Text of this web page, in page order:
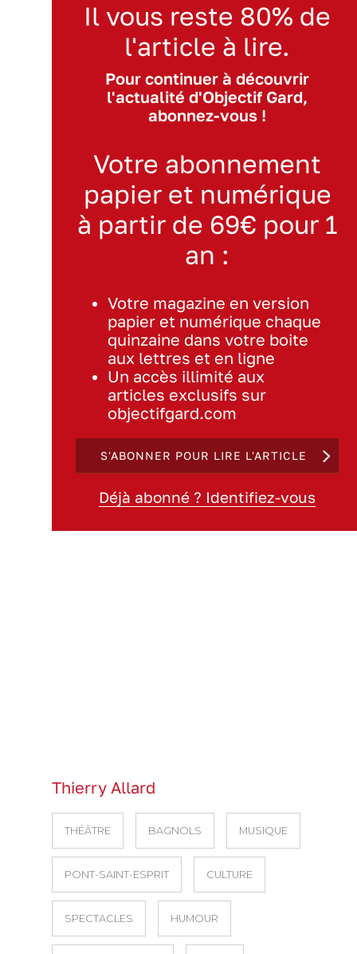
Il vous reste 80% de
l'article à lire.
Pour continuer à découvrir
l'actualité d'Objectif Gard,
abonnez-vous !
Votre abonnement
papier et numérique
à partir de 69€ pour 1
an :
Votre magazine en version
papier et numérique chaque
quinzaine dans votre boite
aux lettres et en ligne
Un accès illimité aux
articles exclusifs sur
objectifgard.com
S'ABONNER POUR LIRE L'ARTICLE
Déjà abonné ? Identifiez-vous
Thierry Allard
THÉÂTRE BAGNOLS MUSIQUE
PONT-SAINT-ESPRIT CULTURE
SPECTACLES HUMOUR